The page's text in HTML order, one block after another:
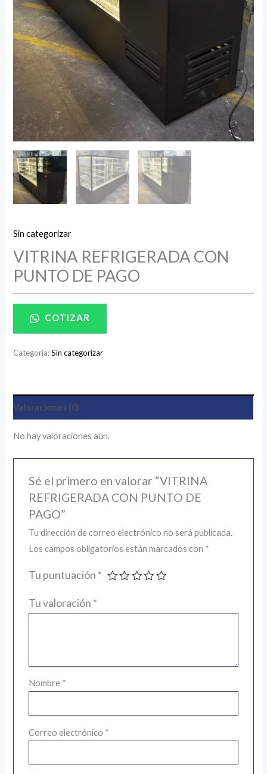
Sin categorizar
VITRINA REFRIGERADA CON
PUNTO DE PAGO
COTIZAR
Categoría:Sin categorizar
Valoraciones (0)
No hay valoraciones aún.
Sé el primero en valorar “VITRINA
REFRIGERADA CON PUNTO DE
PAGO”
Tu dirección de correo electrónico no será publicada.
Los campos obligatorios están marcados con *
Tu puntuación *
Tu valoración *
Nombre *
Correo electrónico *